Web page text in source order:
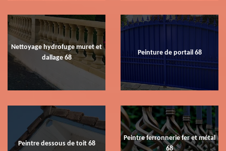
Nettoyage hydrofuge muret et
dallage 68
Peinture de portail 68
Peintre dessous de toit 68
Peintre ferronnerie fer et métal
68